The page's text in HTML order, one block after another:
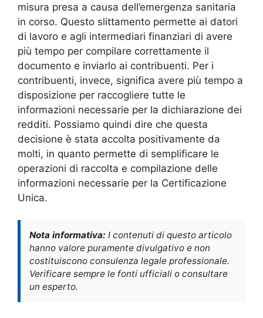
misura presa a causa dell’emergenza sanitaria
in corso. Questo slittamento permette ai datori
di lavoro e agli intermediari finanziari di avere
più tempo per compilare correttamente il
documento e inviarlo ai contribuenti. Per i
contribuenti, invece, significa avere più tempo a
disposizione per raccogliere tutte le
informazioni necessarie per la dichiarazione dei
redditi. Possiamo quindi dire che questa
decisione è stata accolta positivamente da
molti, in quanto permette di semplificare le
operazioni di raccolta e compilazione delle
informazioni necessarie per la Certificazione
Unica.
Nota informativa: I contenuti di questo articolo
hanno valore puramente divulgativo e non
costituiscono consulenza legale professionale.
Verificare sempre le fonti ufficiali o consultare
un esperto.